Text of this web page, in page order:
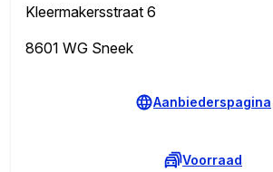
Kleermakersstraat 6
8601 WG Sneek
Aanbiederspagina
Voorraad